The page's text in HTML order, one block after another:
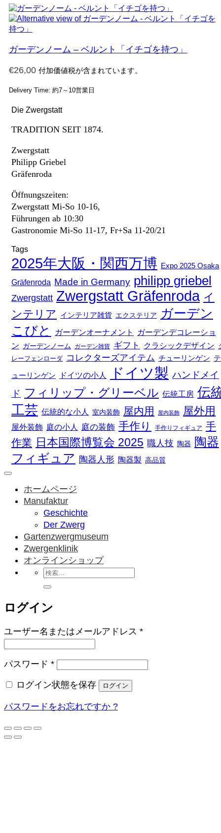
ガーデンノーム – ベルント「イチゴを持つ」
€26,00 付加価値税が含まれています。
Delivery Time: 約7～10営業日
Die Zwergstatt
TRADITION SEIT 1874.
Zwergstatt
Philipp Griebel
Gräfenroda
Öffnungszeiten:
Zwergstatt Mi-So 10-16,
Führungen ab 10:30
Gastronomie Mi-So 11-17, Fr+Sa 11-20/21
Tags
2025年大阪・関西万博 Expo 2025 Osaka
Gräfenroda Made in Germany philipp griebel
Zwergstatt Zwergstatt Gräfenroda イ
ンテリア インテリア雑貨 エクステリア
ガーデン
こびと
ガーデンオーナメント
ガーデンデコレーショ
ン ガーデンノーム ガーデン雑貨 ギフト クラシックデザイン
レーフェンローダ コレクターズアイテム チューリンゲン テ
ューリンゲン ドイツの小人 ドイツ製 ハンドメイ
ド フィリップ・グリーベル 伝統工房 伝
工芸 伝統的な小人 室内装飾 屋内用 屋内装飾 屋外用
屋外装飾 庭の小人 庭の装飾 手作り 手作りフィギュア
手
作業 日本国際博覧会 2025 職人技 陶器
陶器
フィギュア
陶器人形 陶器製 高品質
ホームページ
Manufaktur
Geschichte
Der Zwerg
Gartenzwergmuseum
Zwergenklinik
オンラインショップ
検
索
象:
ログイン
ユーザー名またはメールアドレス *必
パスワード *必
ログイン状態を保存
ログイン
パスワードをお忘れですか ?